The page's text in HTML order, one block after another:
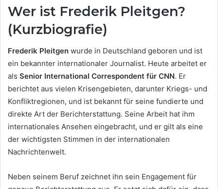
Wer ist Frederik Pleitgen?
(Kurzbiografie)
Frederik Pleitgen wurde in Deutschland geboren und ist
ein bekannter internationaler Journalist. Heute arbeitet er
als Senior International Correspondent für CNN. Er
berichtet aus vielen Krisengebieten, darunter Kriegs- und
Konfliktregionen, und ist bekannt für seine fundierte und
direkte Art der Berichterstattung. Seine Arbeit hat ihm
internationales Ansehen eingebracht, und er gilt als eine
der wichtigsten Stimmen in der internationalen
Nachrichtenwelt.
Neben seinem Beruf zeichnet ihn sein Engagement für